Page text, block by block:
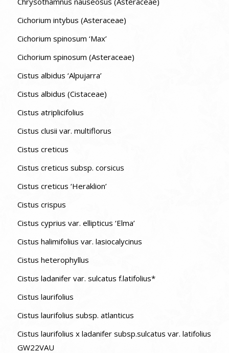
Cichorium intybus (Asteraceae)
Cichorium spinosum ‘Max’
Cichorium spinosum (Asteraceae)
Cistus albidus ‘Alpujarra’
Cistus albidus (Cistaceae)
Cistus atriplicifolius
Cistus clusii var. multiflorus
Cistus creticus
Cistus creticus subsp. corsicus
Cistus creticus ‘Heraklion’
Cistus crispus
Cistus cyprius var. ellipticus ‘Elma’
Cistus halimifolius var. lasiocalycinus
Cistus heterophyllus
Cistus ladanifer var. sulcatus f.latifolius*
Cistus laurifolius
Cistus laurifolius subsp. atlanticus
Cistus laurifolius x ladanifer subsp.sulcatus var. latifolius
GW22VAU